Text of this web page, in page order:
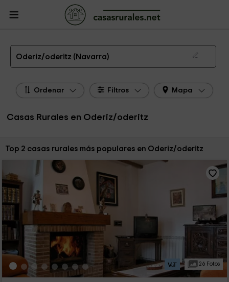
Casas Rurales
Oderiz/oderitz
Las 2 mejores casas rurales en Oderiz/oderitz de 2026
Oderiz/oderitz (Navarra)
Ordenar Filtros Mapa
Casas Rurales en Oderiz/oderitz
Ordenar por:
Top 2 casas rurales más populares en Oderiz/oderitz
26 Fotos